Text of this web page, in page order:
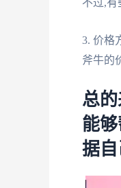
不过,有
3. 价格
斧牛的
总
能
据自